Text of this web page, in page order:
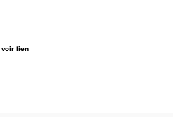
voir lien